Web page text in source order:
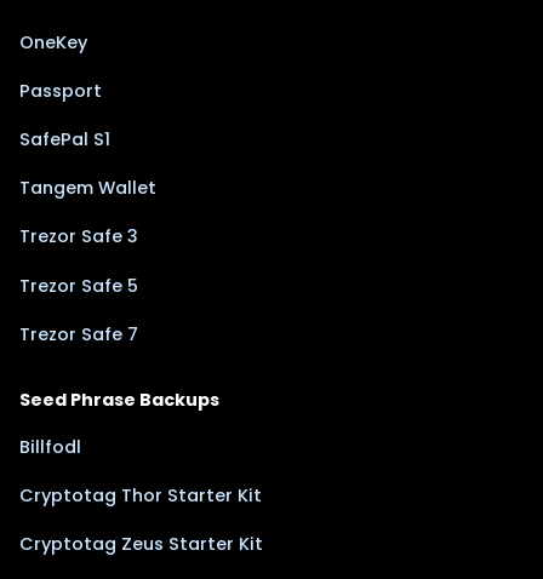
OneKey
Passport
SafePal S1
Tangem Wallet
Trezor Safe 3
Trezor Safe 5
Trezor Safe 7
Seed Phrase Backups
Billfodl
Cryptotag Thor Starter Kit
Cryptotag Zeus Starter Kit